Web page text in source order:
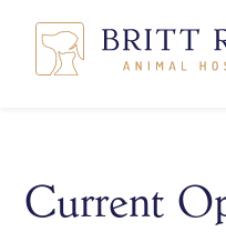
Current